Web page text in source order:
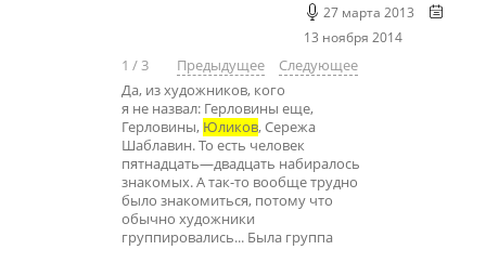
27 марта 2013
13 ноября 2014
1 /3 Предыдущее
Следующее
Да, из художников, кого
я не назвал: Герловины еще,
Герловины, Юликов, Сережа
Шаблавин. То есть человек
пятнадцать—двадцать набиралось
знакомых. А так-то вообще трудно
было знакомиться, потому что
обычно художники
группировались... Была группа